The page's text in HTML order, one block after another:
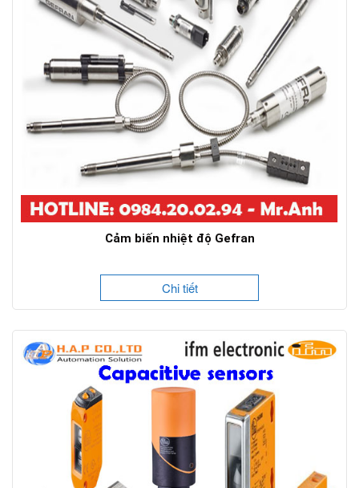
Cảm biến nhiệt độ Gefran
Chi tiết